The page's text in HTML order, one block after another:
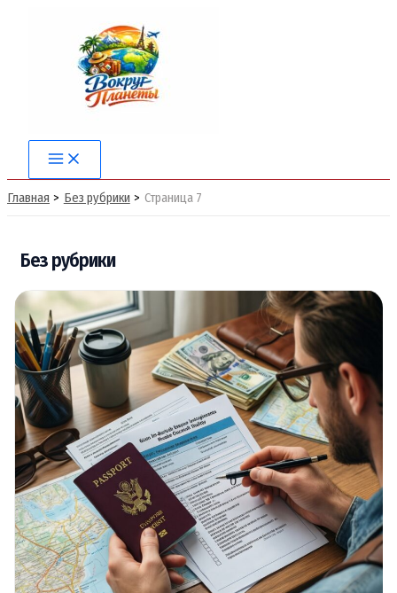
содержимому
Main
Menu
Главная Без рубрики Страница 7
Без рубрики